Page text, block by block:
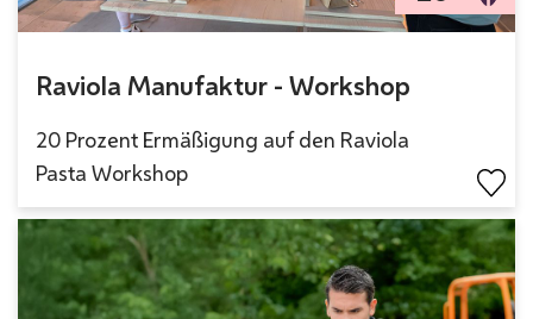
Raviola Manufaktur - Workshop
20 Prozent Ermäßigung auf den Raviola
Pasta Workshop